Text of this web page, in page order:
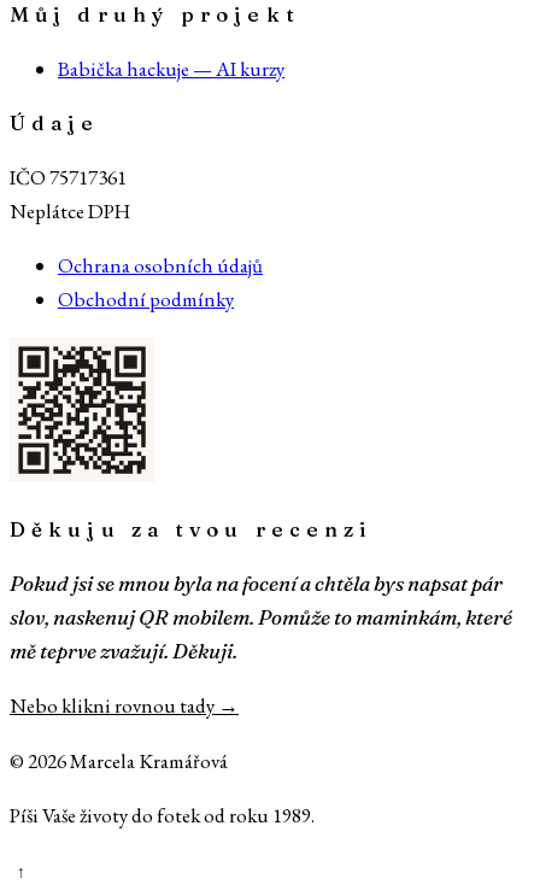
Můj druhý projekt
Babička hackuje — AI kurzy
Údaje
IČO 75717361
Neplátce DPH
Ochrana osobních údajů
Obchodní podmínky
Děkuju za tvou recenzi
Pokud jsi se mnou byla na focení a chtěla bys napsat pár
slov, naskenuj QR mobilem. Pomůže to maminkám, které
mě teprve zvažují. Děkuji.
Nebo klikni rovnou tady →
©2026Marcela Kramářová
Píši Vaše životy do fotek od roku 1989.
↑